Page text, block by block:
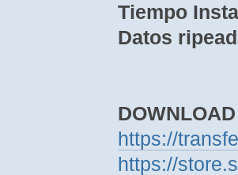
Tiempo
Datos
DOWNLOAD
https://
https://